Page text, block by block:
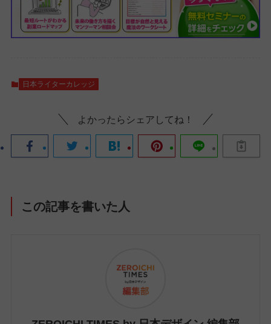
日本ライターカレッジ
よかったらシェアしてね！
この記事を書いた人